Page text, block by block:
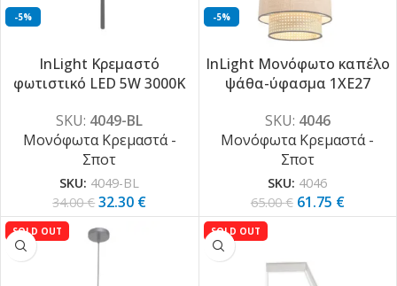
-5%
InLight Κρεμαστό
φωτιστικό LED 5W 3000K
D:50cm (4049-BL)
SKU: 4049-BL
Μονόφωτα Κρεμαστά -
Σποτ
SKU: 4049-BL
34.00€ 32.30 €
-5%
InLight Μονόφωτο καπέλο
ψάθα-ύφασμα 1XE27
SKU: 4046
Μονόφωτα Κρεμαστά -
Σποτ
SKU: 4046
65.00€ 61.75 €
SOLD OUT SOLD OUT